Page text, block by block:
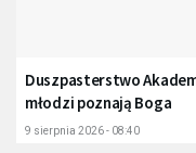
Duszpasterstwo
młodzi poznają Boga
9 sierpnia 2026 - 08:40